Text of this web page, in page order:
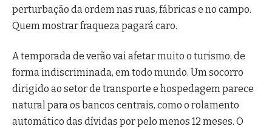
perturbação da ordem nas ruas, fábricas e no campo.
Quem mostrar fraqueza pagará caro.
A temporada de verão vai afetar muito o turismo, de
forma indiscriminada, em todo mundo. Um socorro
dirigido ao setor de transporte e hospedagem parece
natural para os bancos centrais, como o rolamento
automático das dívidas por pelo menos 12 meses. O